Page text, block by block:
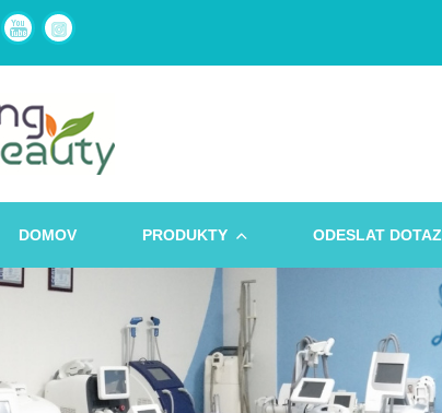
DOMOV PRODUKTY ODESLAT DOTAZ